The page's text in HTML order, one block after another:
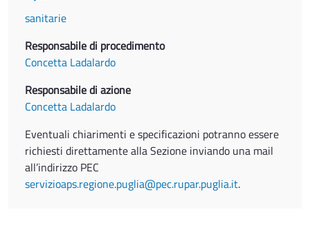
sanitarie
Responsabile di procedimento
Concetta Ladalardo
Responsabile di azione
Concetta Ladalardo
Eventuali chiarimenti e specificazioni potranno essere
richiesti direttamente alla Sezione inviando una mail
all’indirizzo PEC
servizioaps.regione.puglia@pec.rupar.puglia.it.